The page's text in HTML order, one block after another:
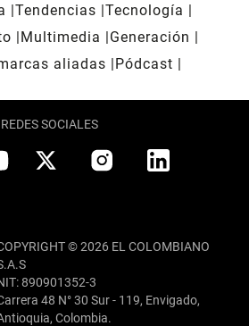
Tendencias Tecnología
Multimedia
Generación
aliadas
Pódcast
REDES SOCIALES
© 2026 EL COLOMBIANO
890901352-3
48 N° 30 Sur - 119, Envigado,
Colombia.